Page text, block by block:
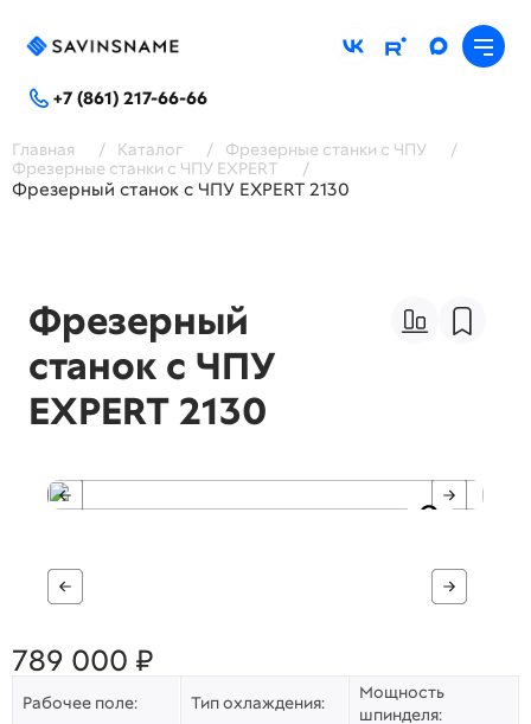
+7 (861) 217-66-66
Главная / Каталог / Фрезерные станки с ЧПУ
/
Фрезерные станки с ЧПУ EXPERT
/
Фрезерный станок с ЧПУ EXPERT 2130
Фрезерный
станок с ЧПУ
EXPERT 2130
789 000 ₽
Рабочее поле: Тип охлаждения:
Мощность
шпинделя: